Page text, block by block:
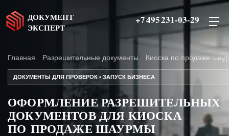
ДОКУМЕНТ
ЭКСПЕРТ
+7 495 231-03-29
Главная Разрешительные документы Киоска по продаже
ДОКУМЕНТЫ ДЛЯ ПРОВЕРОК • ЗАПУСК БИЗНЕСА
ОФОРМЛЕНИЕ РАЗРЕШИТЕЛЬНЫХ
ДОКУМЕНТОВ ДЛЯ КИОСКА
ПО ПРОДАЖЕ ШАУРМЫ